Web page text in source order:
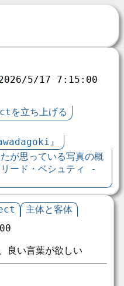
5/17 7:15:00
を立ち上げる
』
が思っている写真の概
ード・ベシュティ -
主体と客体
い言葉が欲しい